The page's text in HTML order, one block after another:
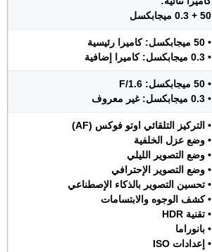
50 + 0.3 ميجابكسل
• 50 ميجابكسل: كاميرا رئيسية
• 0.3 ميجابكسل: كاميرا إضافية
• 50 ميجابكسل: F/1.6
• 0.3 ميجابكسل: غير معروف
• التركيز التلقائي اوتو فوكس (AF)
• وضع عزل الخلفية
• وضع التصوير الليلي
• وضع التصوير الإحترافي
• تحسين التصوير بالذكاء الإصطناعي
• كشف الوجوه والابتسامات
• تقنية HDR
• بانوراما
• إعدادات ISO